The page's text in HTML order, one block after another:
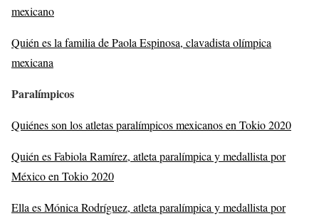
mexicano
Quién es la familia de Paola Espinosa, clavadista olímpica
mexicana
Paralímpicos
Quiénes son los atletas paralímpicos mexicanos en Tokio 2020
Quién es Fabiola Ramírez, atleta paralímpica y medallista por
México en Tokio 2020
Ella es Mónica Rodríguez, atleta paralímpica y medallista por